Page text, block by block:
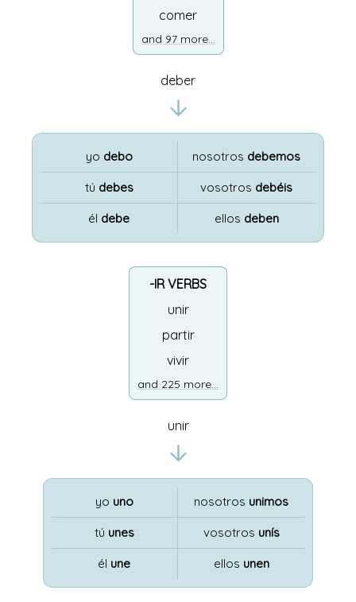
comer
and 97 more...
deber
yo debo
tú debes
él debe
nosotros debemos
vosotros debéis
ellos deben
-IR VERBS
unir
partir
vivir
and 225 more...
unir
yo uno
tú unes
él une
nosotros unimos
vosotros unís
ellos unen